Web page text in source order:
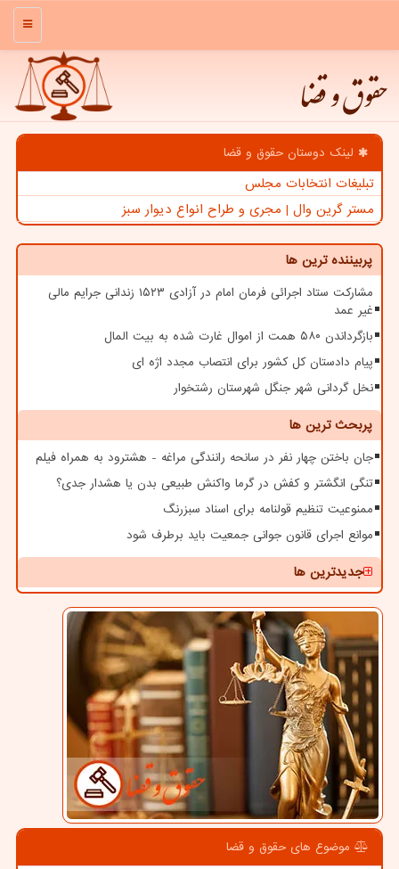
منو
حقوق و قضا
لینک دوستان حقوق و قضا
تبلیغات انتخابات مجلس
مستر گرین وال | مجری و طراح انواع دیوار سبز
پربیننده ترین ها
مشارکت ستاد اجرائی فرمان امام در آزادی ۱۵۲۳ زندانی جرایم مالی
غیر عمد
بازگرداندن ۵۸۰ همت از اموال غارت شده به بیت المال
پیام دادستان کل کشور برای انتصاب مجدد اژه ای
نخل گردانی شهر جنگل شهرستان رشتخوار
پربحث ترین ها
جان باختن چهار نفر در سانحه رانندگی مراغه - هشترود به همراه فیلم
تنگی انگشتر و کفش در گرما واکنش طبیعی بدن یا هشدار جدی؟
ممنوعیت تنظیم قولنامه برای اسناد سبزرنگ
موانع اجرای قانون جوانی جمعیت باید برطرف شود
جدیدترین ها
موضوع های حقوق و قضا